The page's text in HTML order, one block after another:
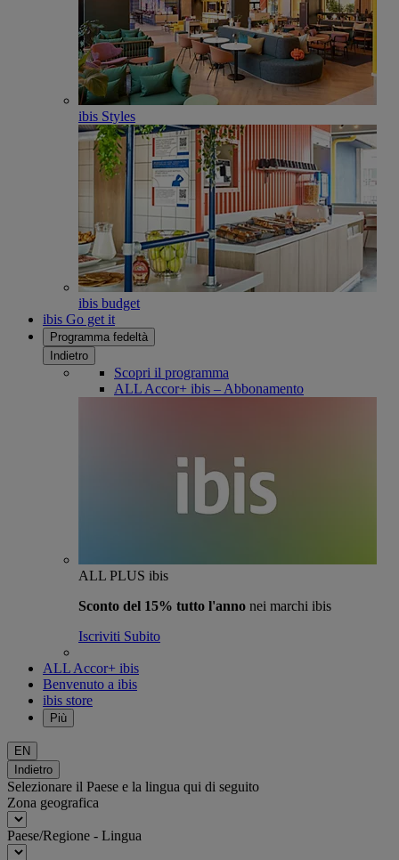
ibis Styles
ibis budget
ibis Go get it
Programma fedeltà
Indietro
Scopri il programma
ALL Accor+ ibis – Abbonamento
ALL PLUS ibis
Sconto del 15% tutto l'anno nei marchi ibis
Iscriviti Subito
ALL Accor+ ibis
Benvenuto a ibis
ibis store
Più
EN
Indietro
Selezionare il Paese e la lingua qui di seguito
Zona geografica
Paese/Regione - Lingua